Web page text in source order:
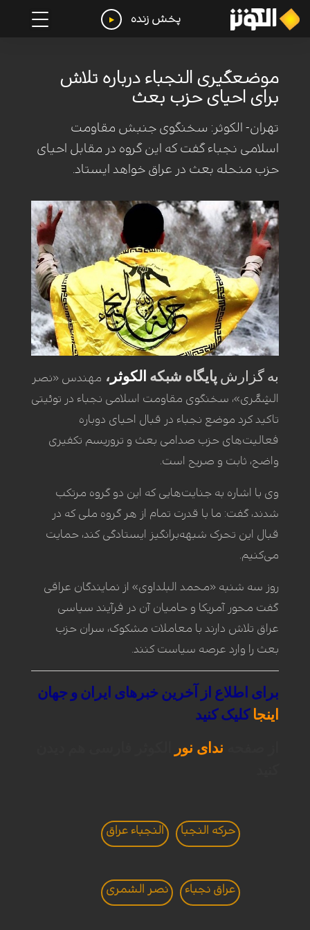
پخش زنده
موضعگیری النجباء درباره تلاش
برای احیای حزب بعث
تهران- الکوثر: سخنگوی جنبش مقاومت
اسلامی نجباء گفت که این گروه در مقابل احیای
حزب منحله بعث در عراق خواهد ایستاد.
به گزارش پایگاه شبکه الکوثر ، مهندس «نصر
الشِمَّری»، سخنگوی مقاومت اسلامی نجباء در توئیتی
تاکید کرد موضع نجباء در قبال احیای دوباره
فعالیت‌های حزب صدامی بعث و تروریسم تکفیری
واضح، ثابت و صریح است.
وی با اشاره به جنایت‌هایی که این دو گروه مرتکب
شدند، گفت: ما با قدرت تمام از هر گروه ملی که در
قبال این تحرک شبهه‌برانگیز ایستادگی کند، حمایت
می‌کنیم.
روز سه شنبه «محمد البلداوی» از نمایندگان عراقی
گفت محور آمریکا و حامیان آن در فرآیند سیاسی
عراق تلاش دارند با معاملات مشکوک، سران حزب
بعث را وارد عرصه سیاست کنند.
برای اطلاع از آخرین خبرهای ایران و جهان
اینجا کلیککنید
ندای نور
حرکه النجبا النجباء عراق
عراق نجباء نصر الشمری